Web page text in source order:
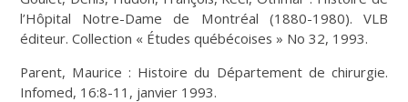
l’Hôpital Notre-Dame de Montréal (1880-1980). VLB
éditeur. Collection « Études québécoises » No 32, 1993.
Parent, Maurice : Histoire du Département de chirurgie.
Infomed, 16:8-11, janvier 1993.